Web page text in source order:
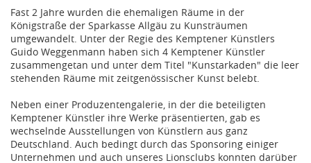
Fast 2 Jahre wurden die ehemaligen Räume in der
Königstraße der Sparkasse Allgäu zu Kunsträumen
umgewandelt. Unter der Regie des Kemptener Künstlers
Guido Weggenmann haben sich 4 Kemptener Künstler
zusammengetan und unter dem Titel "Kunstarkaden" die leer
stehenden Räume mit zeitgenössischer Kunst belebt.
Neben einer Produzentengalerie, in der die beteiligten
Kemptener Künstler ihre Werke präsentierten, gab es
wechselnde Ausstellungen von Künstlern aus ganz
Deutschland. Auch bedingt durch das Sponsoring einiger
Unternehmen und auch unseres Lionsclubs konnten darüber